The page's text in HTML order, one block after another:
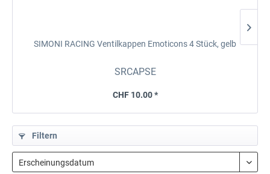
SIMONI RACING Ventilkappen Emoticons4 Stück, gelb
SRCAPSE
CHF 10.00 *
Filtern